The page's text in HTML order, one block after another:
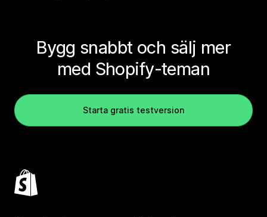
Bygg snabbt och sälj mer
med Shopify-teman
Starta gratis testversion